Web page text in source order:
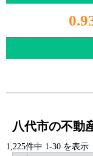
八代市の不動
1,225件中 1-30 を表示